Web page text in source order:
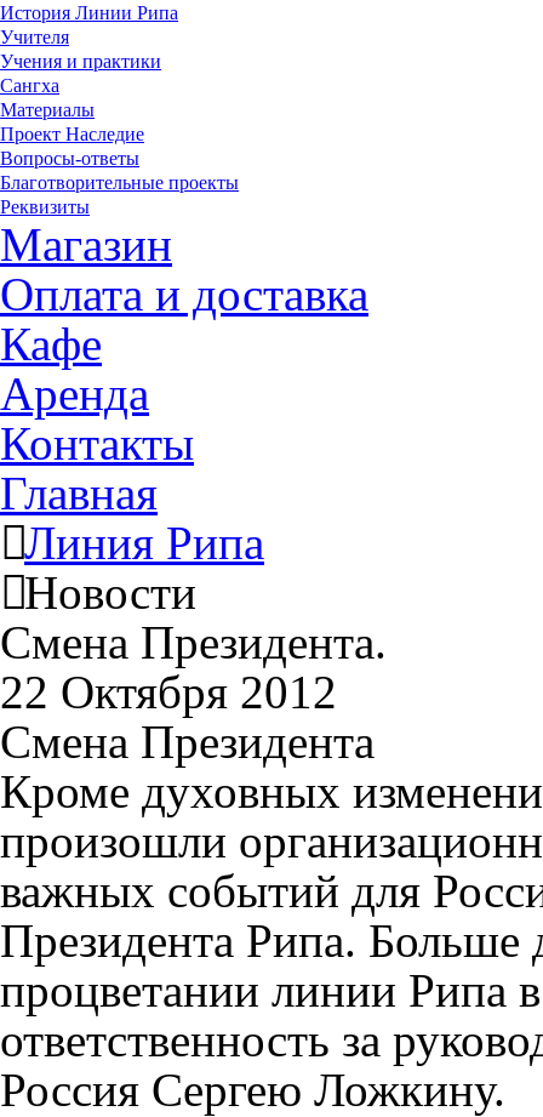
История Линии Рипа
Учителя
Учения и практики
Сангха
Материалы
Проект Наследие
Вопросы-ответы
Благотворительные проекты
Реквизиты
Магазин
Оплата и доставка
Кафе
Аренда
Контакты
Главная
Линия Рипа
Новости
Смена Президента.
22 Октября 2012
Смена Президента
Кроме духовных
произошли
важных событий для
Президента Рипа. Больше
процветании линии Рипа
ответственность за
Россия Сергею Ложкину.